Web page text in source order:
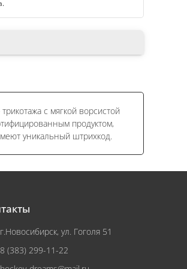
с мягкой ворсистой
продуктом,
уникальный штрихкод.
г.Новосибирск, ул. Гоголя 51
8 (383) 299-11-22